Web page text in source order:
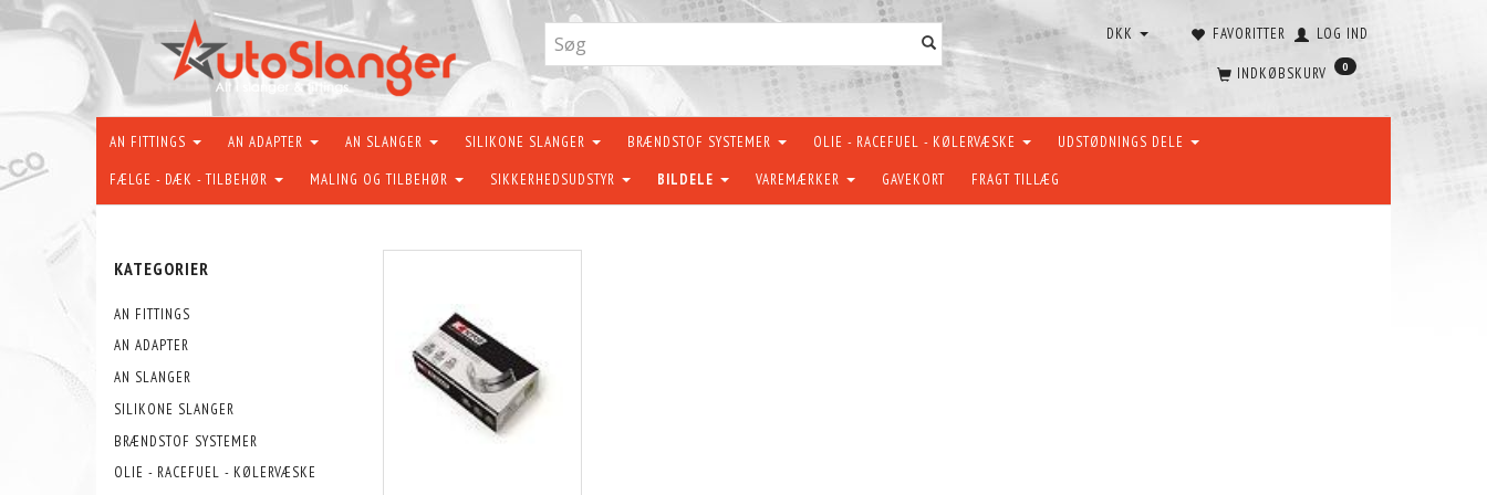
FAVORITTER LOG IND
DKK
INDKØBSKURV 0
AN FITTINGS AN ADAPTER AN SLANGER SILIKONE SLANGER BRÆNDSTOF SYSTEMER OLIE - RACEFUEL - KØLERVÆSKE UDSTØDNINGS DELE
FÆLGE - DÆK - TILBEHØR MALING OG TILBEHØR SIKKERHEDSUDSTYR BILDELE VAREMÆRKER GAVEKORT FRAGT TILLÆG
KATEGORIER
AN FITTINGS
AN ADAPTER
AN SLANGER
SILIKONE SLANGER
BRÆNDSTOF SYSTEMER
OLIE - RACEFUEL - KØLERVÆSKE